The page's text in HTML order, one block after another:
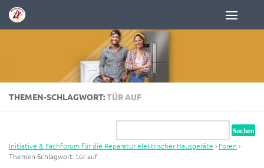
Zum Inhalt springen
THEMEN-SCHLAGWORT:TÜR AUF
Initiative & Fachforum für die Reparatur elektrischer Hausgeräte › Foren ›
Themen-Schlagwort: tür auf